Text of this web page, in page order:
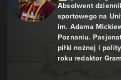
Absolwent
sportowego na
im. Adama
Poznaniu.
piłki nożnej i
roku redaktor